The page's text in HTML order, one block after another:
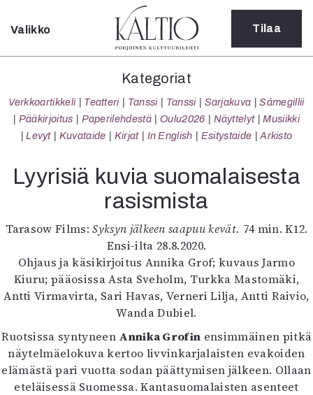
Sulje
Kategoriat
Verkkoartikkeli
Teatteri
Tanssi
Sarjakuva
Sámegillii
Pääkirjoitus
Oulu2026
Näyttelyt
Musiikki
Levyt
Kuvataide
Kirjat
In English
Esitystaide
Arkisto
Valikko Tilaa
Kategoriat
Verkkoartikkeli Teatteri Tanssi Tanssi Sarjakuva
Sámegillii
Pääkirjoitus
Paperilehdestä Oulu2026 Näyttelyt
Musiikki
Levyt
Kuvataide Kirjat In English Esitystaide Arkisto
Lyyrisiä kuvia suomalaisesta
rasismista
Tarasow Films:Syksyn jälkeen saapuu kevät. 74 min. K12.
Ensi-ilta 28.8.2020.
Ohjaus ja käsikirjoitus Annika Grof; kuvaus Jarmo
Kiuru; pääosissa Asta Sveholm, Turkka Mastomäki,
Antti Virmavirta, Sari Havas, Verneri Lilja, Antti Raivio,
Wanda Dubiel.
Ruotsissa syntyneen Annika Grofin ensimmäinen pitkä
näytelmäelokuva kertoo livvinkarjalaisten evakoiden
elämästä pari vuotta sodan päättymisen jälkeen. Ollaan
eteläisessä Suomessa. Kantasuomalaisten asenteet